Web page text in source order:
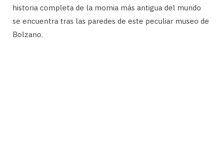
historia completa de la momia más antigua del mundo
se encuentra tras las paredes de este peculiar museo de
Bolzano.